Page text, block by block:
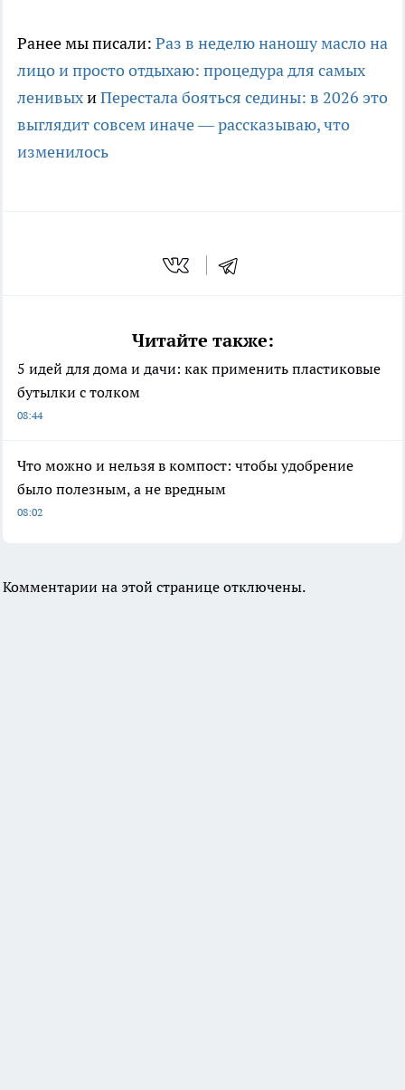
Ранее мы писали: Раз в неделю наношу масло на
лицо и просто отдыхаю: процедура для самых
ленивыхиПерестала бояться седины: в 2026 это
выглядит совсем иначе — рассказываю, что
изменилось
Читайте также:
5 идей для дома и дачи: как применить пластиковые
бутылки с толком
08:44
Что можно и нельзя в компост: чтобы удобрение
было полезным, а не вредным
08:02
Комментарии на этой странице отключены.